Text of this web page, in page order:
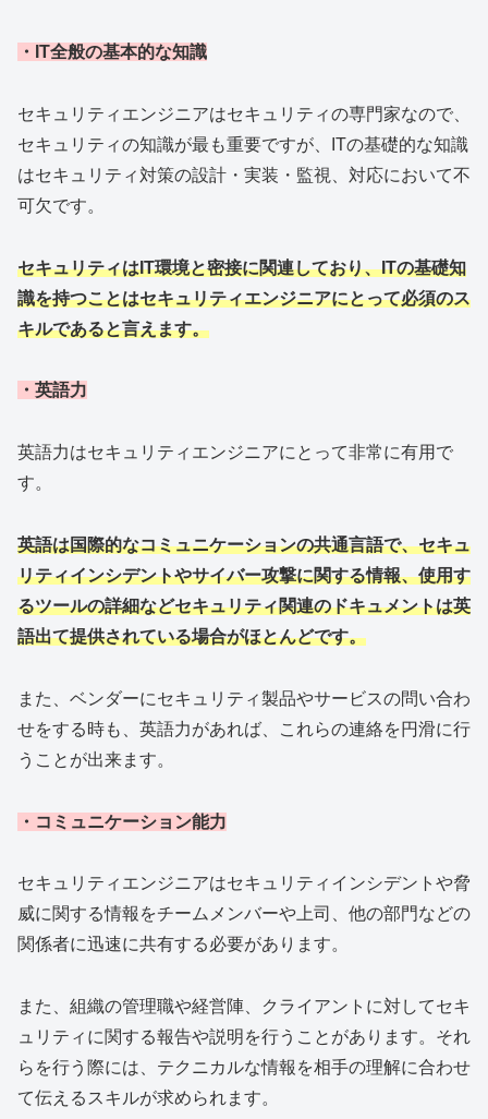
・IT全般の基本的な知識
セキュリティエンジニアはセキュリティの専門家なので、
セキュリティの知識が最も重要ですが、ITの基礎的な知識
はセキュリティ対策の設計・実装・監視、対応において不
可欠です。
セキュリティはIT環境と密接に関連しており、ITの基礎知
識を持つことはセキュリティエンジニアにとって必須のス
キルであると言えます。
・英語力
英語力はセキュリティエンジニアにとって非常に有用で
す。
英語は国際的なコミュニケーションの共通言語で、セキュ
リティインシデントやサイバー攻撃に関する情報、使用す
るツールの詳細などセキュリティ関連のドキュメントは英
語出て提供されている場合がほとんどです。
また、ベンダーにセキュリティ製品やサービスの問い合わ
せをする時も、英語力があれば、これらの連絡を円滑に行
うことが出来ます。
・コミュニケーション能力
セキュリティエンジニアはセキュリティインシデントや脅
威に関する情報をチームメンバーや上司、他の部門などの
関係者に迅速に共有する必要があります。
また、組織の管理職や経営陣、クライアントに対してセキ
ュリティに関する報告や説明を行うことがあります。それ
らを行う際には、テクニカルな情報を相手の理解に合わせ
て伝えるスキルが求められます。